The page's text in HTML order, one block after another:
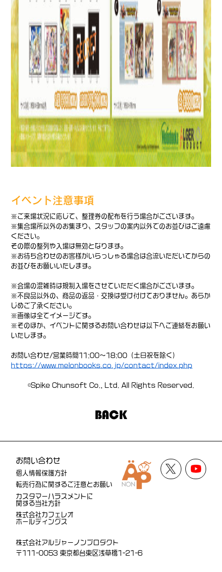
イベント注意事項
※ご来場状況に応じて、整理券の配布を行う場合がございます。
※集合場所以外のお集まり、スタッフの案内以外でのお並びはご遠慮
ください。
その際の整列や入場は無効となります。
※お待ち合わせのお客様がいらっしゃる場合は合流いただいてからの
お並びをお願いいたします。
※会場の混雑時は規制入場をさせていただく場合がございます。
※不良品以外の、商品の返品・交換は受け付けておりません。あらか
じめご了承ください。
※画像は全てイメージです。
※そのほか、イベントに関するお問い合わせは以下へご連絡をお願い
いたします。
お問い合わせ/営業時間11:00～18:00（土日祝を除く）
https://www.melonbooks.co.jp/contact/index.php
©Spike Chunsoft Co., Ltd. All Rights Reserved.
BACK
お問い合わせ
個人情報保護方針
転売行為に関するご注意とお願い
カスタマーハラスメントに
関する当社方針
株式会社カフェレオ
ホールディングス
株式会社アルジャーノンプロダクト
〒111-0053 東京都台東区浅草橋1-21-6